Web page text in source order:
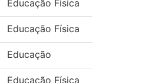
Educação Física
Educação Física
Educação
Educação Física